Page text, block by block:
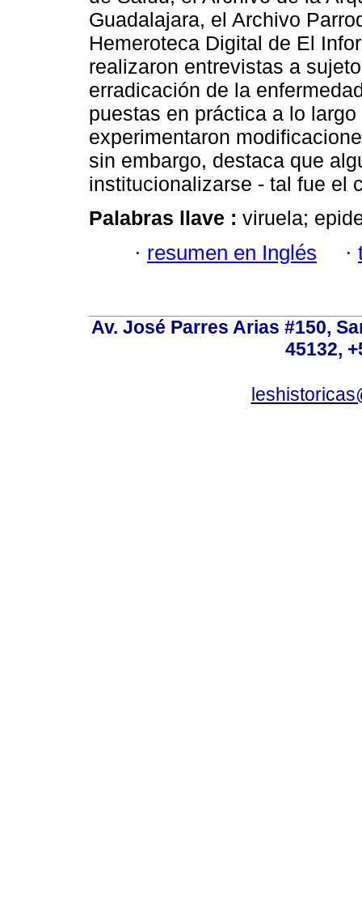
Guadalajara, el Archivo
Hemeroteca Digital de El
realizaron entrevistas a
erradicación de la
puestas en práctica a lo
experimentaron
sin embargo, destaca que
institucionalizarse - tal fue el
Palabras llave : viruela;
· resumen en Inglés ·
Av. José Parres Arias #150,
45132,